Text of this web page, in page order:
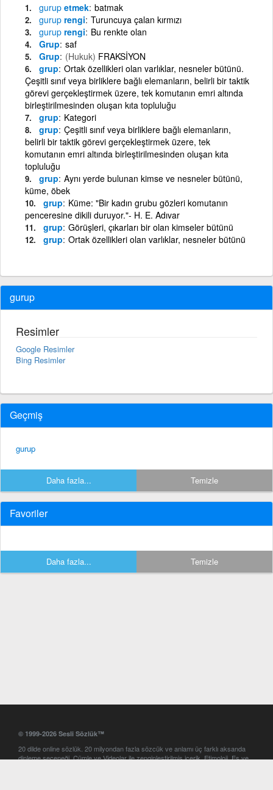
gurup etmek batmak
gurup rengi Turuncuya çalan kırmızı
gurup rengi Bu renkte olan
Grup saf
Grup (Hukuk) FRAKSİYON
grup Ortak özellikleri olan varlıklar, nesneler bütünü.
Çeşitli sınıf veya birliklere bağlı elemanların, belirli bir taktik
görevi gerçekleştirmek üzere, tek komutanın emri altında
birleştirilmesinden oluşan kıta topluluğu
grup Kategori
grup Çeşitli sınıf veya birliklere bağlı elemanların,
belirli bir taktik görevi gerçekleştirmek üzere, tek
komutanın emri altında birleştirilmesinden oluşan kıta
topluluğu
grup Aynı yerde bulunan kimse ve nesneler bütünü,
küme, öbek
grup Küme: "Bir kadın grubu gözleri komutanın
penceresine dikili duruyor."- H. E. Adıvar
grup Görüşleri, çıkarları bir olan kimseler bütünü
grup Ortak özellikleri olan varlıklar, nesneler bütünü
gurup
Resimler
Google Resimler
Bing Resimler
Geçmiş
gurup
Daha fazla... Temizle
Favoriler
Daha fazla... Temizle
© 1999-2026 Sesli Sözlük™
20 dilde online sözlük. 20 milyondan fazla sözcük ve anlamı üç farklı aksanda
dinleme seçeneği. Cümle ve Videolar ile zenginleştirilmiş içerik. Etimoloji, Eş ve